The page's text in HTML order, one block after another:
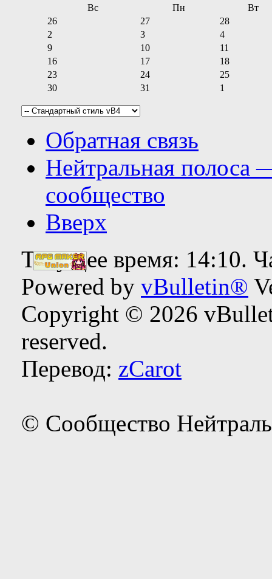
Вс
Пн
Вт
26
27
28
2
3
4
9
10
11
16
17
18
23
24
25
30
31 1
Обратная связь
Нейтральная полоса
сообщество
Вверх
Текущее время: 14:10.
Powered by vBulletin®
Copyright © 2026
reserved.
Перевод: zCarot
© Сообщество